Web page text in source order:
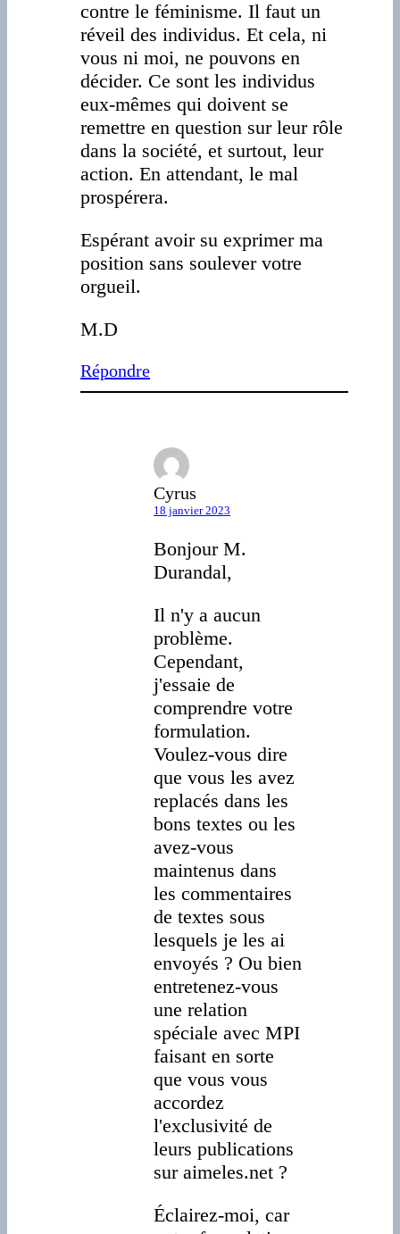
contre le féminisme. Il faut un
réveil des individus. Et cela, ni
vous ni moi, ne pouvons en
décider. Ce sont les individus
eux-mêmes qui doivent se
remettre en question sur leur rôle
dans la société, et surtout, leur
action. En attendant, le mal
prospérera.
Espérant avoir su exprimer ma
position sans soulever votre
orgueil.
M.D
Répondre
Cyrus
18 janvier 2023
Bonjour M.
Durandal,
Il n'y a aucun
problème.
Cependant,
j'essaie de
comprendre votre
formulation.
Voulez-vous dire
que vous les avez
replacés dans les
bons textes ou les
avez-vous
maintenus dans
les commentaires
de textes sous
lesquels je les ai
envoyés ? Ou bien
entretenez-vous
une relation
spéciale avec MPI
faisant en sorte
que vous vous
accordez
l'exclusivité de
leurs publications
sur aimeles.net ?
Éclairez-moi, car